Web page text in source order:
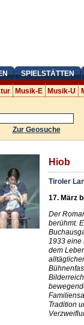
SPIELSTÄTTEN
Musik-E Musik-U
Zur Geosuche
Hiob
Tiroler
17. März
Der
berühmt.
1933 eine
dem
Tradition